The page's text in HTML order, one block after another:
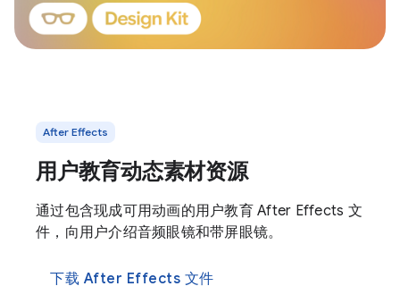
After Effects
用户教育动态素材资源
通过包含现成可用动画的用户教育 After Effects 文
件，向用户介绍音频眼镜和带屏眼镜。
下载 After Effects 文件